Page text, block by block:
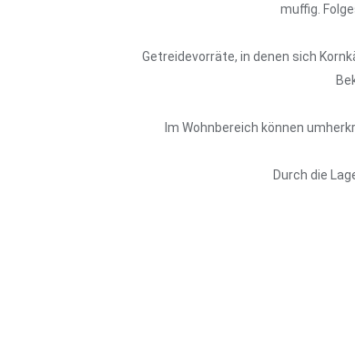
muffig.
Getreidevorräte, in denen sich
Im Wohnbereich können
Durch die